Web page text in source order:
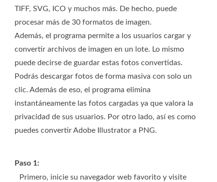
TIFF, SVG, ICO y muchos más. De hecho, puede
procesar más de 30 formatos de imagen.
Además, el programa permite a los usuarios cargar y
convertir archivos de imagen en un lote. Lo mismo
puede decirse de guardar estas fotos convertidas.
Podrás descargar fotos de forma masiva con solo un
clic. Además de eso, el programa elimina
instantáneamente las fotos cargadas ya que valora la
privacidad de sus usuarios. Por otro lado, así es como
puedes convertir Adobe Illustrator a PNG.
Paso 1:
Primero, inicie su navegador web favorito y visite